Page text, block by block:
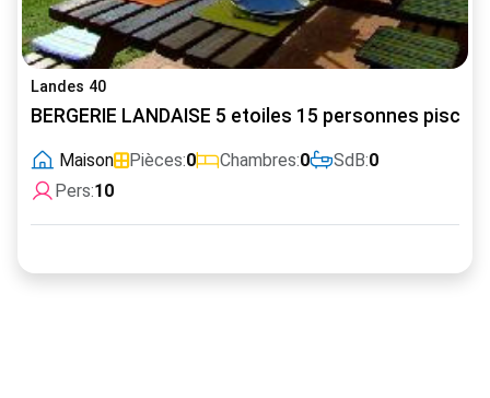
Landes 40
BERGERIE LANDAISE 5 etoiles 15 personnes piscine
Maison Pièces:0 Chambres:0 SdB:0
Pers:10